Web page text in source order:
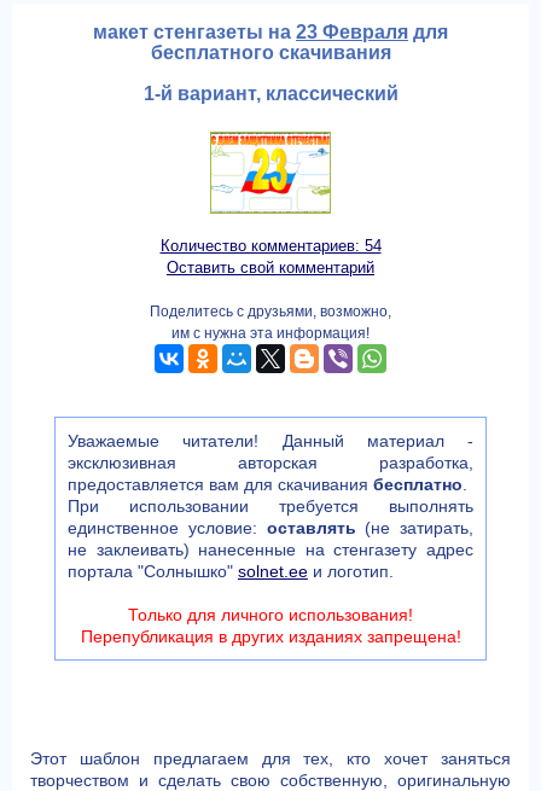
макет стенгазеты на 23 Февраля для
бесплатного скачивания
1-й вариант, классический
Количество комментариев: 54
Оставить свой комментарий
Поделитесь с друзьями, возможно,
им с нужна эта информация!
Уважаемые читатели! Данный материал -
эксклюзивная авторская разработка,
предоставляется вам для скачивания бесплатно
При использовании требуется выполнять
единственное условие: оставлять (не затирать,
не заклеивать) нанесенные на стенгазету адрес
портала "Солнышко" solnet.eeи логотип.
Только для личного использования!
Перепубликация в других изданиях запрещена!
Этот шаблон предлагаем для тех, кто хочет заняться
творчеством и сделать свою собственную, оригинальную